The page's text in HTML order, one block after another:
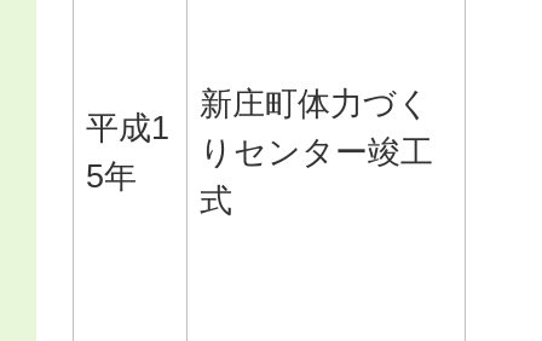
平成1
5年
新庄町体力づく
りセンター竣工
式